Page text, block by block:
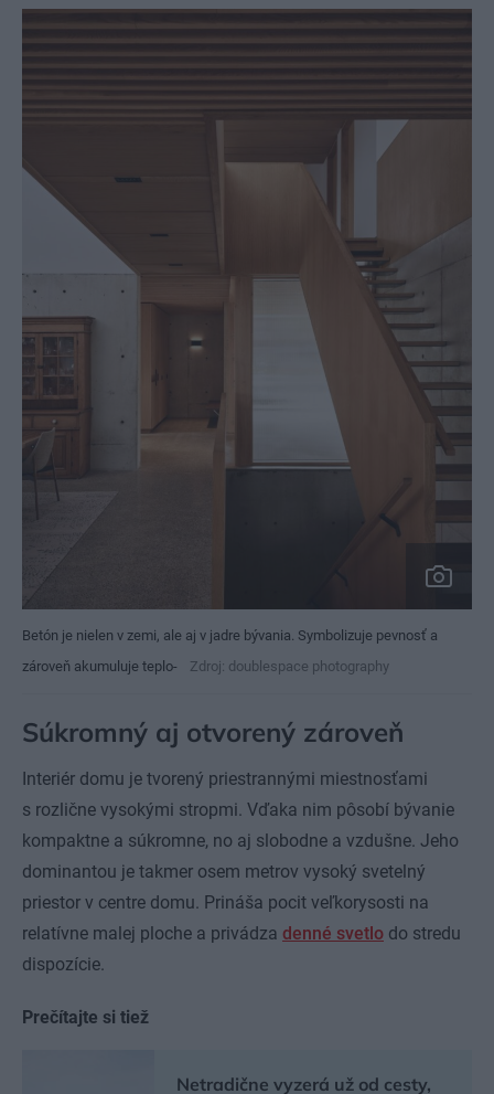
Betón je nielen v zemi, ale aj v jadre bývania. Symbolizuje pevnosť a
zároveň akumuluje teplo-
Zdroj: doublespace photography
Súkromný aj otvorený zároveň
Interiér domu je tvorený priestrannými miestnosťami
s rozlične vysokými stropmi. Vďaka nim pôsobí bývanie
kompaktne a súkromne, no aj slobodne a vzdušne. Jeho
dominantou je takmer osem metrov vysoký svetelný
priestor v centre domu. Prináša pocit veľkorysosti na
relatívne malej ploche a privádza denné svetlo do stredu
dispozície.
Prečítajte si tiež
Netradične vyzerá už od cesty,